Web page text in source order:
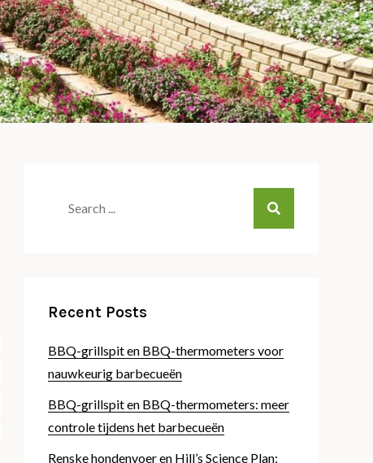
Recent Posts
BBQ-grillspit en BBQ-thermometers voor
nauwkeurig barbecueën
BBQ-grillspit en BBQ-thermometers: meer
controle tijdens het barbecueën
Renske hondenvoer en Hill’s Science Plan: